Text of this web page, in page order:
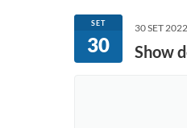
SET
30
30 SET 2022
Show